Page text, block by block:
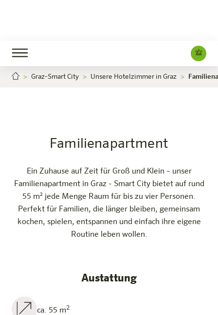
Graz-Smart City Unsere Hotelzimmer in Graz
Familienapartment
Ein Zuhause auf Zeit für Groß und Klein – unser
Familienapartment in Graz - Smart City bietet auf rund
55 m² jede Menge Raum für bis zu vier Personen.
Perfekt für Familien, die länger bleiben, gemeinsam
kochen, spielen, entspannen und einfach ihre eigene
Routine leben wollen.
Austattung
ca. 55 m2